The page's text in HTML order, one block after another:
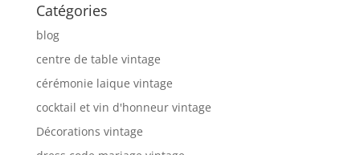
Catégories
blog
centre de table vintage
cérémonie laique vintage
cocktail et vin d'honneur vintage
Décorations vintage